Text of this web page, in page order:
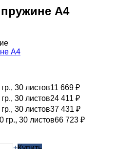
А4
30 листов11 669 ₽
30 листов24 411 ₽
30 листов37 431 ₽
гр., 30 листов66 723 ₽